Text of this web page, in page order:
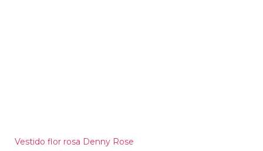
Vestido flor rosa Denny Rose